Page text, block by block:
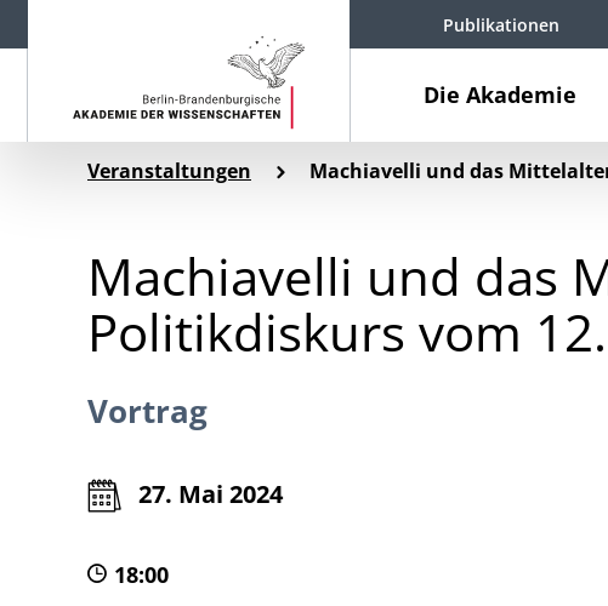
Die Akademie
Publikationen
Veranstaltungen Machiavelli und das
Machiavelli und das
Politikdiskurs vom
Vortrag
27. Mai 2024
18:00